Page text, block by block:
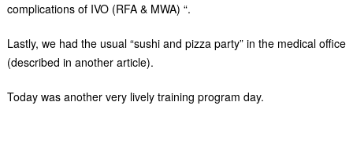
complications of IVO (RFA & MWA) “.
Lastly, we had the usual “sushi and pizza party” in the medical office
(described in another article).
Today was another very lively training program day.